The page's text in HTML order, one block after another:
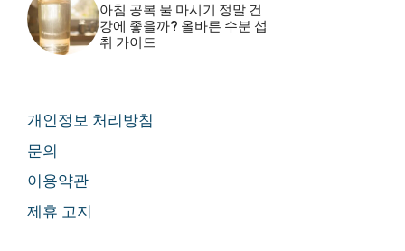
아침 공복 물 마시기 정말 건
강에 좋을까? 올바른 수분 섭
취 가이드
개인정보 처리방침
문의
이용약관
제휴 고지